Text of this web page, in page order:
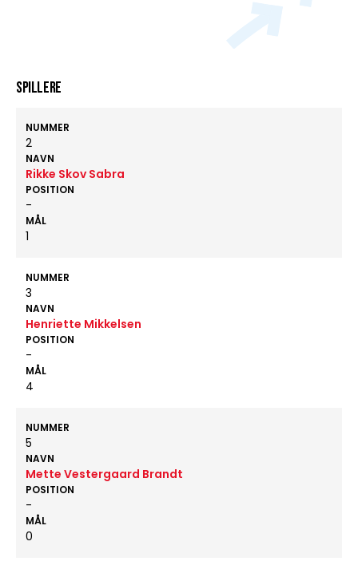
Spillere
NUMMER
2
NAVN
Rikke Skov Sabra
POSITION
-
MÅL
1
NUMMER
3
NAVN
Henriette Mikkelsen
POSITION
-
MÅL
4
NUMMER
5
NAVN
Mette Vestergaard Brandt
POSITION
-
MÅL
0